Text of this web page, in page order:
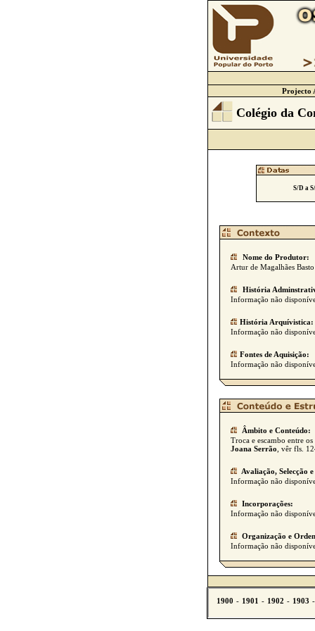
Projecto
Colégio da
S/D a
Nome do Produtor:
Artur de Magalhães Basto
História
Informação não
História Arquívistica:
Informação não
Fontes de Aquisição:
Informação não
Âmbito e Conteúdo:
Troca e escambo entre
Joana Serrão , vêr fls.
Avaliação, Selecção
Informação não
Incorporações:
Informação não
Organização e
Informação não